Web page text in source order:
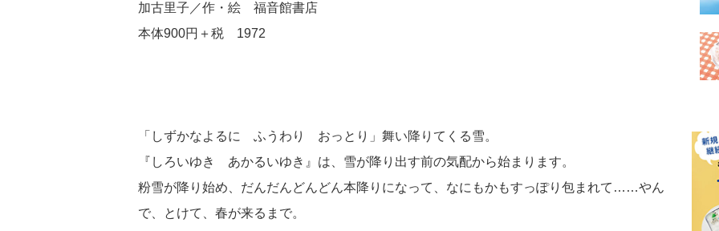
加古里子／作・絵 福音館書店
本体900円＋税 1972
「しずかなよるに ふうわり おっとり」舞い降りてくる雪。
『しろいゆき あかるいゆき』は、雪が降り出す前の気配から始まります。
粉雪が降り始め、だんだんどんどん本降りになって、なにもかもすっぽり包まれて……やん
で、とけて、春が来るまで。